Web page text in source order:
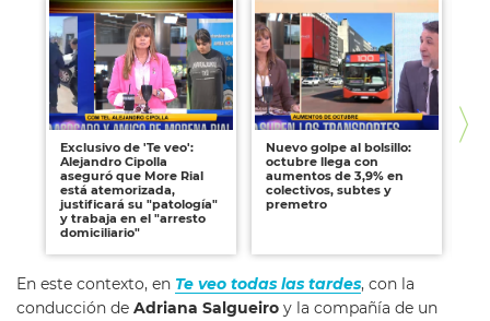
Exclusivo de 'Te veo':
Alejandro Cipolla
aseguró que More Rial
está atemorizada,
justificará su "patología"
y trabaja en el "arresto
domiciliario"
Nuevo golpe al bolsillo:
octubre llega con
aumentos de 3,9% en
colectivos, subtes y
premetro
En este contexto, en Te veo todas las tardes, con la
conducción de Adriana Salgueiro y la compañía de un